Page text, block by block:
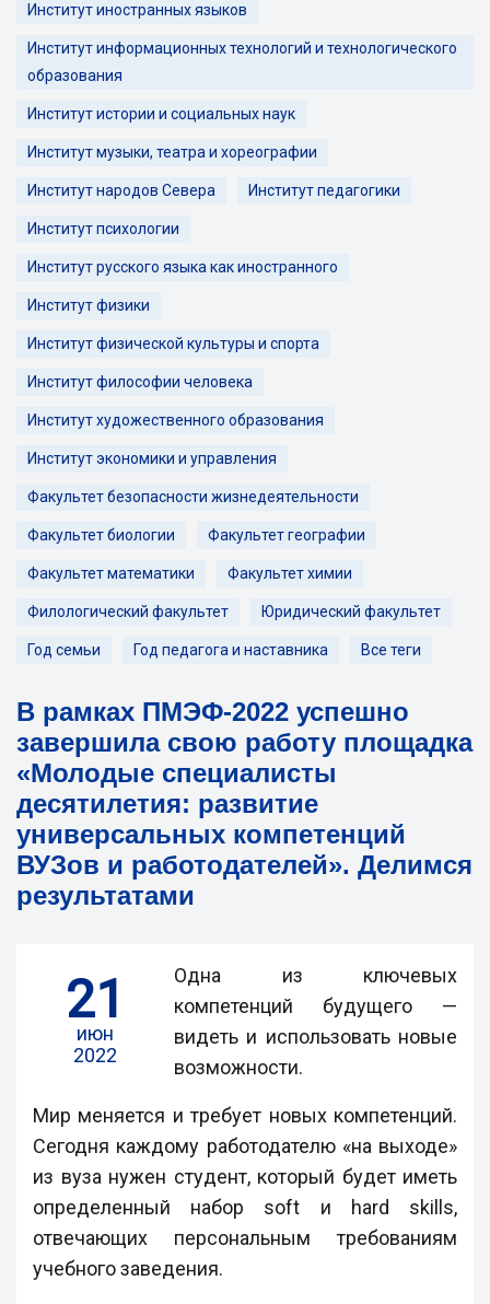
Институт иностранных языков
Институт информационных технологий и технологического
образования
Институт истории и социальных наук
Институт музыки, театра и хореографии
Институт народов Севера Институт педагогики
Институт психологии
Институт русского языка как иностранного
Институт физики
Институт физической культуры и спорта
Институт философии человека
Институт художественного образования
Институт экономики и управления
Факультет безопасности жизнедеятельности
Факультет биологии Факультет географии
Факультет математики Факультет химии
Филологический факультет Юридический факультет
Год семьи Год педагога и наставника Все теги
В рамках ПМЭФ-2022 успешно
завершила свою работу площадка
«Молодые специалисты
десятилетия: развитие
универсальных компетенций
ВУЗов и работодателей». Делимся
результатами
21
июн
2022
Одна из ключевых
компетенций будущего —
видеть и использовать новые
возможности.
Мир меняется и требует новых компетенций.
Сегодня каждому работодателю «на выходе»
из вуза нужен студент, который будет иметь
определенный набор soft и hard skills,
отвечающих персональным требованиям
учебного заведения.